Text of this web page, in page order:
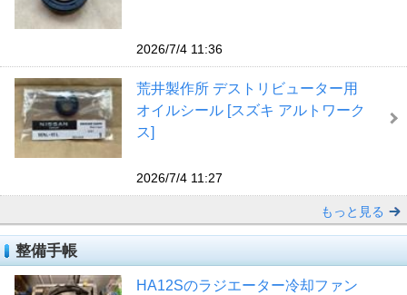
2026/7/4 11:36
荒井製作所 デストリビューター用
オイルシール [スズキ アルトワーク
ス]
2026/7/4 11:27
もっと見る
整備手帳
HA12Sのラジエーター冷却ファン